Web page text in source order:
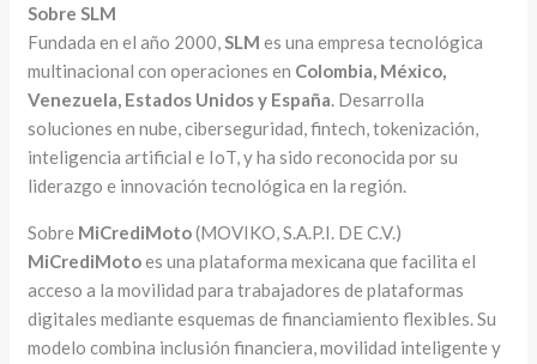
Sobre SLM
Fundada en el año 2000,SLM es una empresa tecnológica
multinacional con operaciones en Colombia, México,
Venezuela, Estados Unidos y España. Desarrolla
soluciones en nube, ciberseguridad, fintech, tokenización,
inteligencia artificial e IoT, y ha sido reconocida por su
liderazgo e innovación tecnológica en la región.
Sobre MiCrediMoto(MOVIKO, S.A.P.I. DE C.V.)
MiCrediMotoes una plataforma mexicana que facilita el
acceso a la movilidad para trabajadores de plataformas
digitales mediante esquemas de financiamiento flexibles. Su
modelo combina inclusión financiera, movilidad inteligente y